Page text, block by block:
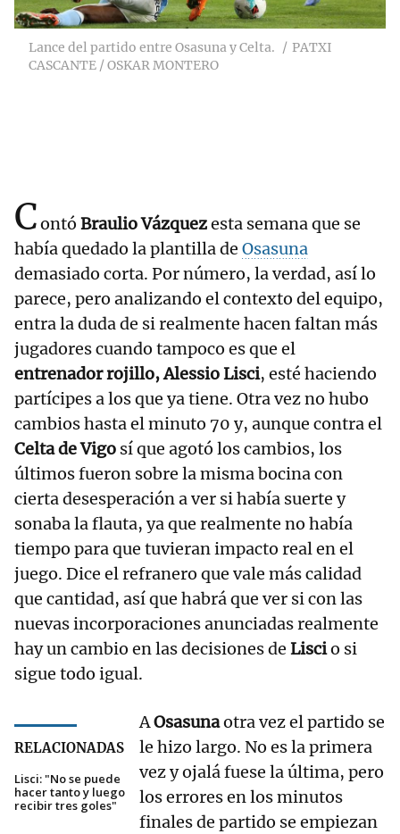
Lance del partido entre Osasuna y Celta.
PATXI
CASCANTE / OSKAR MONTERO
Contó Braulio Vázquezesta semana que se
había quedado la plantilla de Osasuna
demasiado corta. Por número, la verdad, así lo
parece, pero analizando el contexto del equipo,
entra la duda de si realmente hacen faltan más
jugadores cuando tampoco es que el
entrenador rojillo, Alessio Lisci, esté haciendo
partícipes a los que ya tiene. Otra vez no hubo
cambios hasta el minuto 70 y, aunque contra el
Celta de Vigo sí que agotó los cambios, los
últimos fueron sobre la misma bocina con
cierta desesperación a ver si había suerte y
sonaba la flauta, ya que realmente no había
tiempo para que tuvieran impacto real en el
juego. Dice el refranero que vale más calidad
que cantidad, así que habrá que ver si con las
nuevas incorporaciones anunciadas realmente
hay un cambio en las decisiones de Liscio si
sigue todo igual.
RELACIONADAS
Lisci: "No se puede
hacer tanto y luego
recibir tres goles"
AOsasunaotra vez el partido se
le hizo largo. No es la primera
vez y ojalá fuese la última, pero
los errores en los minutos
finales de partido se empiezan